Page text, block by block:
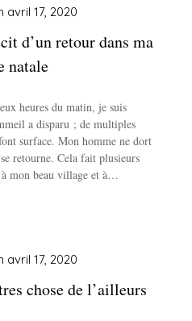
d’un retour dans ma
natale
avril 17, 2020
heures du matin, je suis
a disparu ; de multiples
surface. Mon homme ne dort
retourne. Cela fait plusieurs
à mon beau village et à…
chose de l’ailleurs
avril 17, 2020